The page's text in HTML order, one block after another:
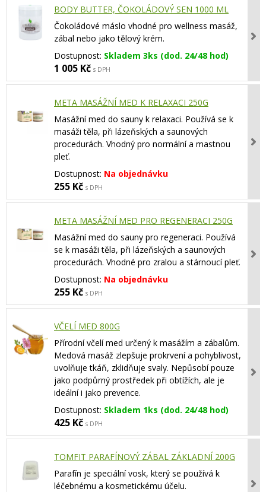
BODY BUTTER, ČOKOLÁDOVÝ SEN 1000 ML
Čokoládové máslo vhodné pro wellness masáž,
zábal nebo jako tělový krém.
Dostupnost: Skladem 3ks (dod. 24/48 hod)
1 005 Kč s DPH
META MASÁŽNÍ MED K RELAXACI 250G
Masážní med do sauny k relaxaci. Používá se k
masáži těla, při lázeňských a saunových
procedurách. Vhodný pro normální a mastnou
pleť.
Dostupnost: Na objednávku
255 Kč s DPH
META MASÁŽNÍ MED PRO REGENERACI 250G
Masážní med do sauny pro regeneraci. Používá
se k masáži těla, při lázeňských a saunových
procedurách. Vhodné pro zralou a stárnoucí pleť.
Dostupnost: Na objednávku
255 Kč s DPH
VČELÍ MED 800G
Přírodní včelí med určený k masážím a zábalům.
Medová masáž zlepšuje prokrvení a pohyblivost,
uvolňuje tkáň, zklidňuje svaly. Nepůsobí pouze
jako podpůrný prostředek při obtížích, ale je
ideální i jako prevence.
Dostupnost: Skladem 1ks (dod. 24/48 hod)
425 Kč s DPH
TOMFIT PARAFÍNOVÝ ZÁBAL ZÁKLADNÍ 200G
Parafín je speciální vosk, který se používá k
léčebnému a kosmetickému účelu.